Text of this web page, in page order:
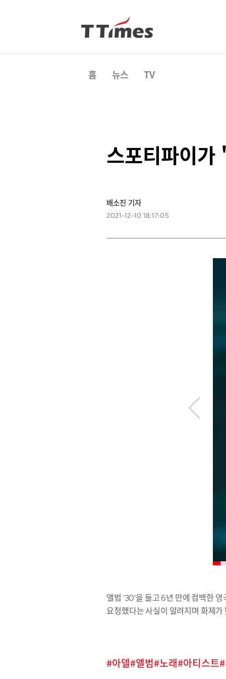
홈 뉴스 TV
스포티파이
앨범 '30'을 들고 6년 만에 컴백한
요청했다는 사실이 알려지며 화제
배소진 기자
2021-12-10 18:17:05
아델 앨범 노래 아티스트